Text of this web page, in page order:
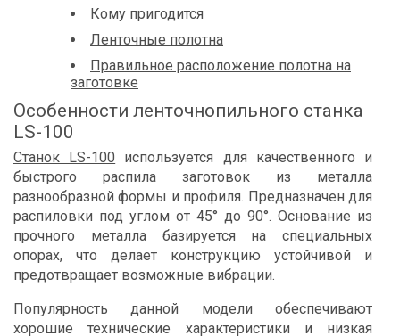
Кому пригодится
Ленточные полотна
Правильное расположение полотна на
заготовке
Особенности ленточнопильного станка
LS-100
Станок LS-100 используется для качественного и
быстрого распила заготовок из металла
разнообразной формы и профиля. Предназначен для
распиловки под углом от 45° до 90°. Основание из
прочного металла базируется на специальных
опорах, что делает конструкцию устойчивой и
предотвращает возможные вибрации.
Популярность данной модели обеспечивают
хорошие технические характеристики и низкая